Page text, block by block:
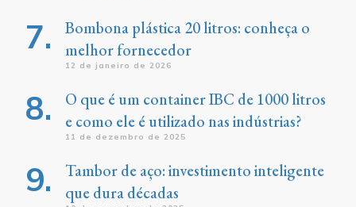
Bombona plástica 20 litros: conheça o
melhor fornecedor
12 de janeiro de 2026
O que é um container IBC de 1000 litros
e como ele é utilizado nas indústrias?
11 de dezembro de 2025
Tambor de aço: investimento inteligente
que dura décadas